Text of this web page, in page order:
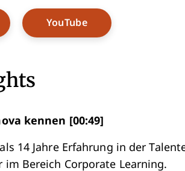
New Window
YouTubeOpens New Window
kennen [00:49]
14 Jahre Erfahrung in der
im Bereich Corporate Learning.